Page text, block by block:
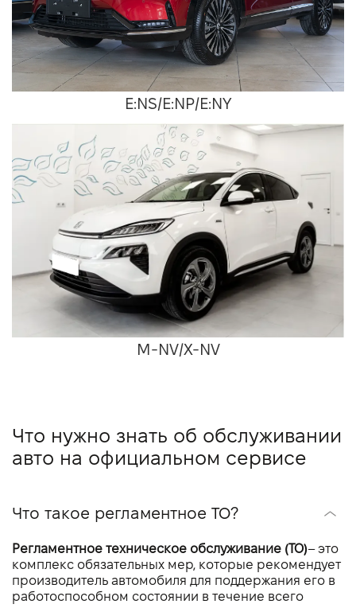
E:NS/E:NP/E:NY
M-NV/X-NV
Что нужно знать об обслуживании
авто на официальном сервисе
Что такое регламентное ТО?
Регламентное техническое обслуживание (ТО)– это
комплекс обязательных мер, которые рекомендует
производитель автомобиля для поддержания его в
работоспособном состоянии в течение всего